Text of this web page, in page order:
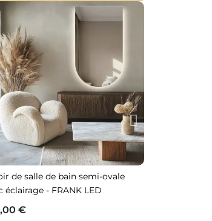
de salle de bain semi-ovale
éclairage - FRANK LED
€